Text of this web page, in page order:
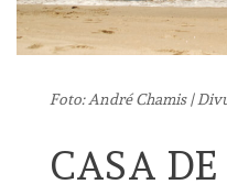
Foto: André Chamis |
CASA